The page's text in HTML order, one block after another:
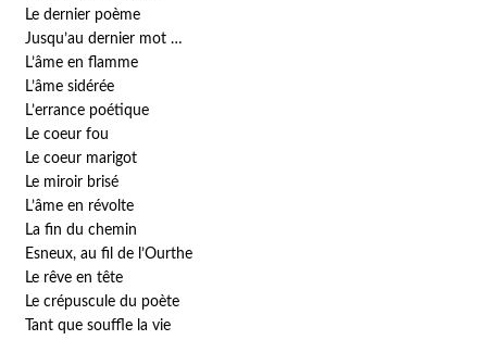
Le dernier poème
Jusqu’au dernier mot …
L’âme en flamme
L’âme sidérée
L’errance poétique
Le coeur fou
Le coeur marigot
Le miroir brisé
L’âme en révolte
La fin du chemin
Esneux, au fil de l’Ourthe
Le rêve en tête
Le crépuscule du poète
Tant que souffle la vie